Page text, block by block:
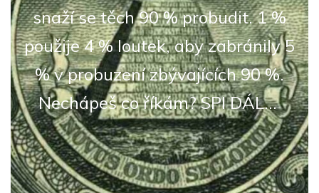
snaží se těch 90 % probudit. 1 %
použije 4 % loutek, aby zabránily 5
% v probuzení zbývajících 90 %.
Nechápeš co říkám? SPI DÁL...